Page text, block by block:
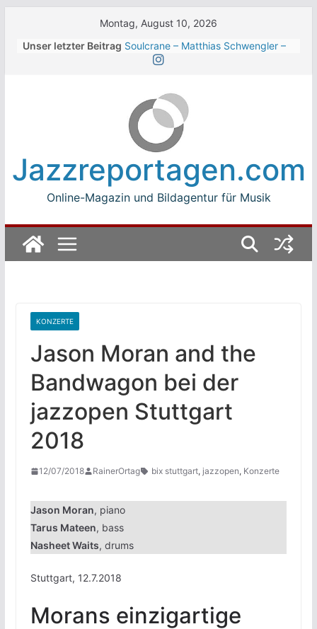
Montag, August 10, 2026
Unser letzter Beitrag Soulcrane – Matthias Schwengler –
Walter Trout Band beim Winterbach
Zeltspektakel 2026
The Cinelli Brothers beim
Winterbach Zeltspektakel 2026
Jean-Michel Jarre bei den jazz open
Modena auf der Piazza Roma 2026
Jazzreportagen.com
Online-Magazin und Bildagentur für Musik
KONZERTE
Jason Moran and the
Bandwagon bei der
jazzopen Stuttgart
2018
12/07/2018 RainerOrtag bix stuttgart, jazzopen, Konzerte
Jason Moran, piano
Tarus Mateen, bass
Nasheet Waits, drums
Stuttgart, 12.7.2018
Morans einzigartige